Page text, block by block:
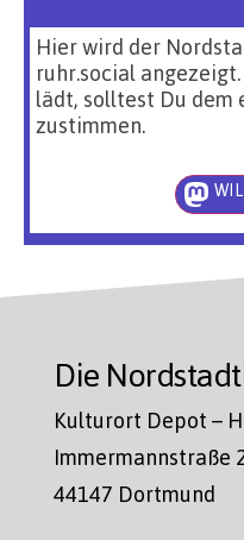
Hier wird der
ruhr.social
lädt, solltest Du dem
zustimmen.
Die
Kulturort Depot –
Immermannstraße
44147 Dortmund